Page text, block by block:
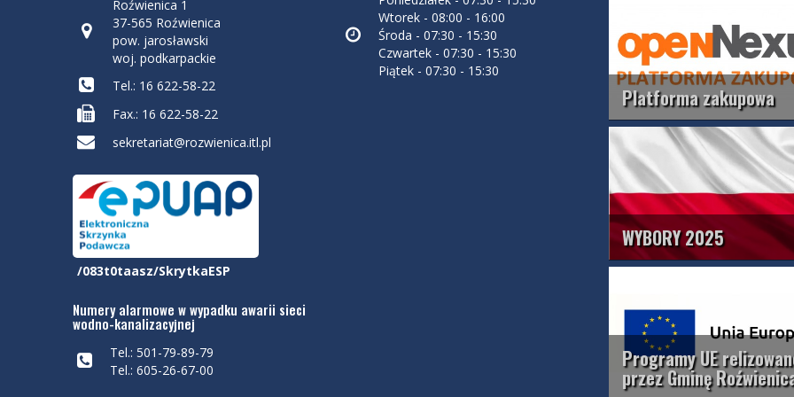
Roźwienica 1
37-565 Roźwienica
pow. jarosławski
woj. podkarpackie
Tel.: 16 622-58-22
Fax.: 16 622-58-22
sekretariat@rozwienica.itl.pl
/083t0taasz/SkrytkaESP
Numery alarmowe w wypadku awarii sieci
wodno-kanalizacyjnej
Tel.: 501-79-89-79
Tel.: 605-26-67-00
Wtorek - 08:00 - 16:00
Środa - 07:30 - 15:30
Czwartek - 07:30 - 15:30
Piątek - 07:30 - 15:30
Platforma zakupowa
WYBORY 2025
Programy UE
przez Gminę